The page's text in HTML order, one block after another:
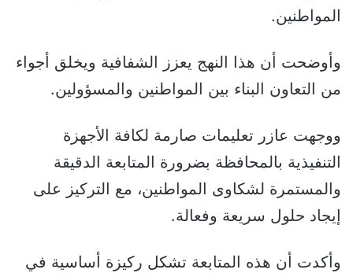
المواطنين.
وأوضحت أن هذا النهج يعزز الشفافية ويخلق أجواء
من التعاون البناء بين المواطنين والمسؤولين.
ووجهت عازر تعليمات صارمة لكافة الأجهزة
التنفيذية بالمحافظة بضرورة المتابعة الدقيقة
والمستمرة لشكاوى المواطنين، مع التركيز على
إيجاد حلول سريعة وفعالة.
وأكدت أن هذه المتابعة تشكل ركيزة أساسية في